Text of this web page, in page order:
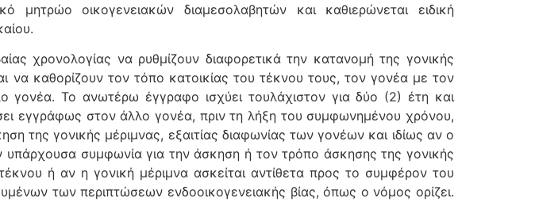
μητρώο οικογενειακών διαμεσολαβητών και καθιερώνεται ειδική
χρονολογίας να ρυθμίζουν διαφορετικά την κατανομή της γονικής
καθορίζουν τον τόπο κατοικίας του τέκνου τους, τον γονέα με τον
γονέα. Το ανωτέρω έγγραφο ισχύει τουλάχιστον για δύο (2) έτη και
εγγράφως στον άλλο γονέα, πριν τη λήξη του συμφωνημένου χρόνου,
της γονικής μέριμνας, εξαιτίας διαφωνίας των γονέων και ιδίως αν ο
υπάρχουσα συμφωνία για την άσκηση ή τον τρόπο άσκησης της γονικής
ή αν η γονική μέριμνα ασκείται αντίθετα προς το συμφέρον του
των περιπτώσεων ενδοοικογενειακής βίας, όπως ο νόμος ορίζει.